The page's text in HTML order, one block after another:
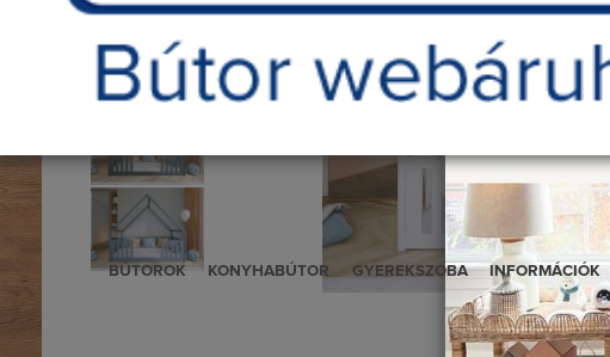
BÚTOROK KONYHABÚTOR GYEREKSZOBA INFORMÁCIÓK